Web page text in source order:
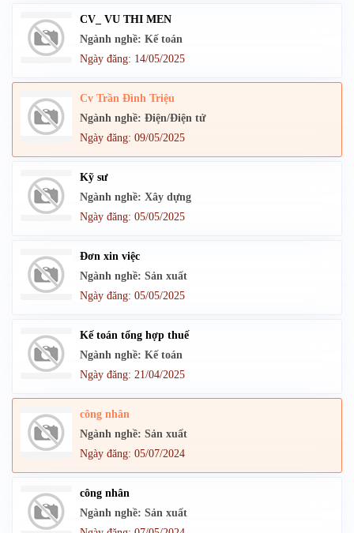
CV_ VU THI MEN
Ngành nghề: Kế toán
Ngày đăng: 14/05/2025
Cv Trần Đình Triệu
Ngành nghề: Điện/Điện tử
Ngày đăng: 09/05/2025
Kỹ sư
Ngành nghề: Xây dựng
Ngày đăng: 05/05/2025
Đơn xin việc
Ngành nghề: Sản xuất
Ngày đăng: 05/05/2025
Kế toán tổng hợp thuế
Ngành nghề: Kế toán
Ngày đăng: 21/04/2025
công nhân
Ngành nghề: Sản xuất
Ngày đăng: 05/07/2024
công nhân
Ngành nghề: Sản xuất